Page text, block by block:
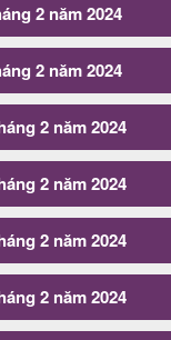
2 năm 2024
2 năm 2024
2 năm 2024
2 năm 2024
2 năm 2024
2 năm 2024